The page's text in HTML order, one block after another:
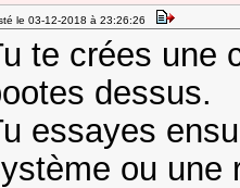
le 03-12-2018 à 23:26:26
te crées une
dessus.
essayes
ou une